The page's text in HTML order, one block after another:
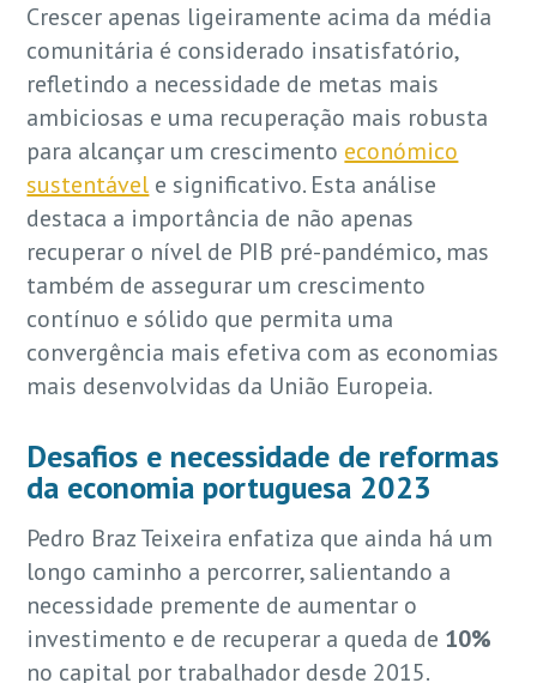
Crescer apenas ligeiramente acima da média
comunitária é considerado insatisfatório,
refletindo a necessidade de metas mais
ambiciosas e uma recuperação mais robusta
para alcançar um crescimento económico
sustentável e significativo. Esta análise
destaca a importância de não apenas
recuperar o nível de PIB pré-pandémico, mas
também de assegurar um crescimento
contínuo e sólido que permita uma
convergência mais efetiva com as economias
mais desenvolvidas da União Europeia.
Desafios e necessidade de reformas
da economia portuguesa 2023
Pedro Braz Teixeira enfatiza que ainda há um
longo caminho a percorrer, salientando a
necessidade premente de aumentar o
investimento e de recuperar a queda de 10%
no capital por trabalhador desde 2015.